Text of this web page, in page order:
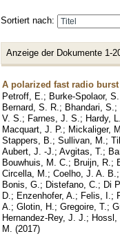
Sortiert nach:
Anzeige der Dokumente 1-
A polarized fast radio
Petroff, E. ; Burke-Spolaor, S.
Bernard, S. R. ; Bhandari, S. ;
V. S. ; Farnes, J. S. ; Hardy,
Macquart, J. P. ; Mickaliger,
Stappers, B. ; Sullivan, M. ;
Aubert, J. -J. ; Avgitas, T. ;
Bouwhuis, M. C. ; Bruijn, R. ;
Circella, M. ; Coelho, J. A. B.
Bonis, G. ; Distefano, C. ; Di
D. ; Enzenhofer, A. ; Felis, I. ;
A. ; Glotin, H. ; Gregoire, T. ;
Hernandez-Rey, J. J. ; Hossl,
M. (2017)